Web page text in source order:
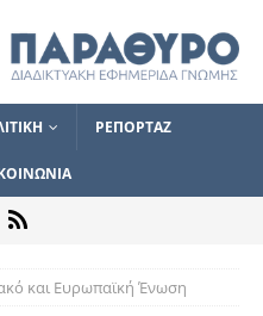
ΡΕΠΟΡΤΑΖ
και Ευρωπαϊκή Ένωση